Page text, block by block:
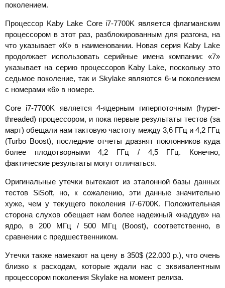
поколением.
Процессор Kaby Lake Core i7-7700K является флагманским
процессором в этот раз, разблокированным для разгона, на
что указывает «К» в наименовании. Новая серия Kaby Lake
продолжает использовать серийные имена компании: «7»
указывает на серию процессоров Kaby Lake, поскольку это
седьмое поколение, так и Skylake являются 6-м поколением
с номерами «6» в номере.
Core i7-7700K является 4-ядерным гиперпоточным (hyper-
threaded) процессором, и пока первые результаты тестов (за
март) обещали нам тактовую частоту между 3,6 ГГц и 4,2 ГГц
(Turbo Boost), последние отчеты дразнят поклонников куда
более плодотворными 4,2 ГГц / 4,5 ГГц. Конечно,
фактические результаты могут отличаться.
Оригинальные утечки вытекают из эталонной базы данных
тестов SiSoft, но, к сожалению, эти данные значительно
хуже, чем у текущего поколения i7-6700K. Положительная
сторона слухов обещает нам более надежный «наддув» на
ядро, в 200 МГц / 500 МГц (Boost), соответственно, в
сравнении с предшественником.
Утечки также намекают на цену в 350$ (22.000 р.), что очень
близко к расходам, которые ждали нас с эквивалентным
процессором поколения Skylake на момент релиза.